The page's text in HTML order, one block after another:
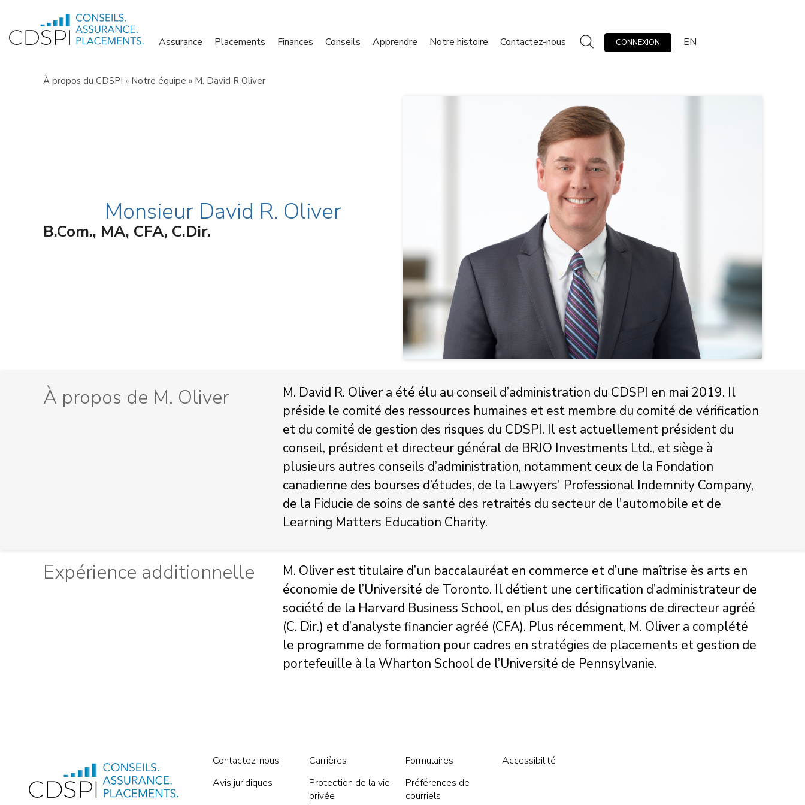
content
Assurance Placements Finances Conseils Apprendre Notre histoire Contactez-nous CONNEXION EN
À propos du CDSPI » Notre équipe » M. David R Oliver
Monsieur David R. Oliver
B.Com., MA, CFA, C.Dir.
À propos de M. Oliver
M. David R. Oliver a été élu au conseil d’administration du CDSPI en mai 2019. Il
préside le comité des ressources humaines et est membre du comité de vérification
et du comité de gestion des risques du CDSPI. Il est actuellement président du
conseil, président et directeur général de BRJO Investments Ltd., et siège à
plusieurs autres conseils d’administration, notamment ceux de la Fondation
canadienne des bourses d’études, de la Lawyers' Professional Indemnity Company,
de la Fiducie de soins de santé des retraités du secteur de l'automobile et de
Learning Matters Education Charity.
Expérience additionnelle
M. Oliver est titulaire d’un baccalauréat en commerce et d’une maîtrise ès arts en
économie de l’Université de Toronto. Il détient une certification d’administrateur de
société de la Harvard Business School, en plus des désignations de directeur agréé
(C. Dir.) et d’analyste financier agréé (CFA). Plus récemment, M. Oliver a complété
le programme de formation pour cadres en stratégies de placements et gestion de
portefeuille à la Wharton School de l’Université de Pennsylvanie.
Contactez-nous Carrières Formulaires
Accessibilité
Avis juridiques
Protection de la vie
privée
Préférences de
courriels